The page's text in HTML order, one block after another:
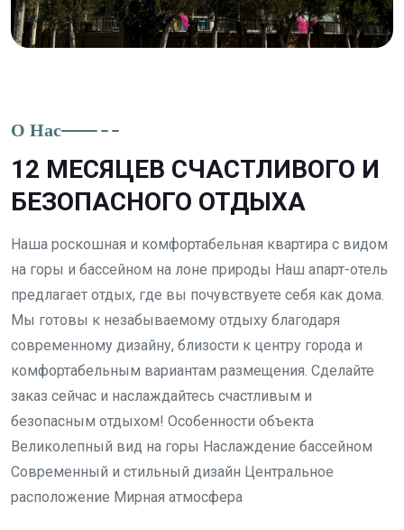
О Нас
12 МЕСЯЦЕВ СЧАСТЛИВОГО И
БЕЗОПАСНОГО ОТДЫХА
Наша роскошная и комфортабельная квартира с видом
на горы и бассейном на лоне природы Наш апарт-отель
предлагает отдых, где вы почувствуете себя как дома.
Мы готовы к незабываемому отдыху благодаря
современному дизайну, близости к центру города и
комфортабельным вариантам размещения. Сделайте
заказ сейчас и наслаждайтесь счастливым и
безопасным отдыхом! Особенности объекта
Великолепный вид на горы Наслаждение бассейном
Современный и стильный дизайн Центральное
расположение Мирная атмосфера